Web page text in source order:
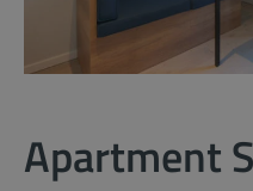
Apartment